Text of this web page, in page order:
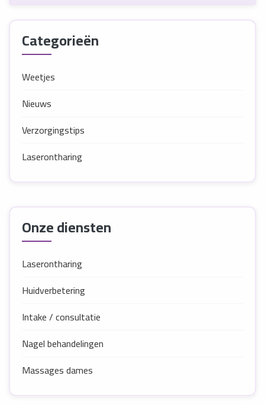
Categorieën
Weetjes
Nieuws
Verzorgingstips
Laserontharing
Onze diensten
Laserontharing
Huidverbetering
Intake / consultatie
Nagel behandelingen
Massages dames